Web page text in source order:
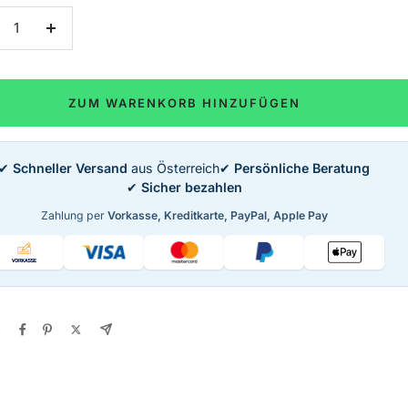
Menge
ZUM WARENKORB HINZUFÜGEN
✔Schneller Versand aus Österreich✔ Persönliche Beratung
✔ Sicher bezahlen
Zahlung per Vorkasse, Kreditkarte, PayPal, Apple Pay